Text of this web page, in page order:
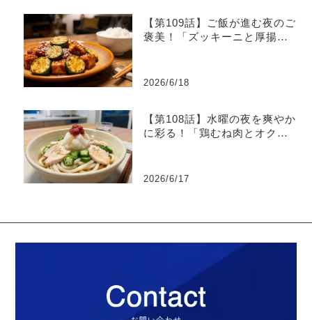
【第109話】ご飯が進む夜のご
褒美！「ズッキーニと厚揚げ
2026/6/18
【第108話】水曜の夜を爽やか
に彩る！「鶏むね肉とオクラ
2026/6/17